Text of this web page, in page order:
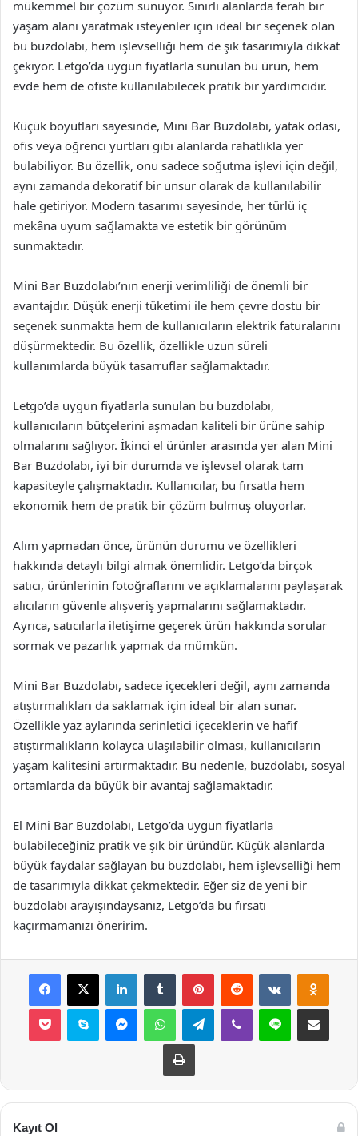
mükemmel bir çözüm sunuyor. Sınırlı alanlarda ferah bir
yaşam alanı yaratmak isteyenler için ideal bir seçenek olan
bu buzdolabı, hem işlevselliği hem de şık tasarımıyla dikkat
çekiyor. Letgo’da uygun fiyatlarla sunulan bu ürün, hem
evde hem de ofiste kullanılabilecek pratik bir yardımcıdır.
Küçük boyutları sayesinde, Mini Bar Buzdolabı, yatak odası,
ofis veya öğrenci yurtları gibi alanlarda rahatlıkla yer
bulabiliyor. Bu özellik, onu sadece soğutma işlevi için değil,
aynı zamanda dekoratif bir unsur olarak da kullanılabilir
hale getiriyor. Modern tasarımı sayesinde, her türlü iç
mekâna uyum sağlamakta ve estetik bir görünüm
sunmaktadır.
Mini Bar Buzdolabı’nın enerji verimliliği de önemli bir
avantajdır. Düşük enerji tüketimi ile hem çevre dostu bir
seçenek sunmakta hem de kullanıcıların elektrik faturalarını
düşürmektedir. Bu özellik, özellikle uzun süreli
kullanımlarda büyük tasarruflar sağlamaktadır.
Letgo’da uygun fiyatlarla sunulan bu buzdolabı,
kullanıcıların bütçelerini aşmadan kaliteli bir ürüne sahip
olmalarını sağlıyor. İkinci el ürünler arasında yer alan Mini
Bar Buzdolabı, iyi bir durumda ve işlevsel olarak tam
kapasiteyle çalışmaktadır. Kullanıcılar, bu fırsatla hem
ekonomik hem de pratik bir çözüm bulmuş oluyorlar.
Alım yapmadan önce, ürünün durumu ve özellikleri
hakkında detaylı bilgi almak önemlidir. Letgo’da birçok
satıcı, ürünlerinin fotoğraflarını ve açıklamalarını paylaşarak
alıcıların güvenle alışveriş yapmalarını sağlamaktadır.
Ayrıca, satıcılarla iletişime geçerek ürün hakkında sorular
sormak ve pazarlık yapmak da mümkün.
Mini Bar Buzdolabı, sadece içecekleri değil, aynı zamanda
atıştırmalıkları da saklamak için ideal bir alan sunar.
Özellikle yaz aylarında serinletici içeceklerin ve hafif
atıştırmalıkların kolayca ulaşılabilir olması, kullanıcıların
yaşam kalitesini artırmaktadır. Bu nedenle, buzdolabı, sosyal
ortamlarda da büyük bir avantaj sağlamaktadır.
El Mini Bar Buzdolabı, Letgo’da uygun fiyatlarla
bulabileceğiniz pratik ve şık bir üründür. Küçük alanlarda
büyük faydalar sağlayan bu buzdolabı, hem işlevselliği hem
de tasarımıyla dikkat çekmektedir. Eğer siz de yeni bir
buzdolabı arayışındaysanız, Letgo’da bu fırsatı
kaçırmamanızı öneririm.
Facebook
X LinkedInTumblr PinterestReddit VKontakte
Pocket Skype MessengerWhatsAppTelegramViber Line E-Posta ile
Yazdır
Kayıt Ol